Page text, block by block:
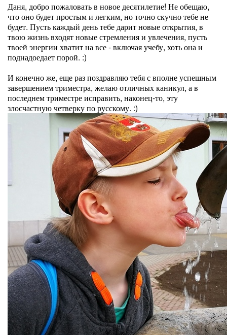
Даня, добро пожаловать в новое десятилетие! Не обещаю,
что оно будет простым и легким, но точно скучно тебе не
будет. Пусть каждый день тебе дарит новые открытия, в
твою жизнь входят новые стремления и увлечения, пусть
твоей энергии хватит на все - включая учебу, хоть она и
поднадоедает порой. :)
И конечно же, еще раз поздравляю тебя с вполне успешным
завершением триместра, желаю отличных каникул, а в
последнем триместре исправить, наконец-то, эту
злосчастную четверку по русскому. :)